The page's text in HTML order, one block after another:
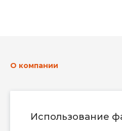
Использование
О компании